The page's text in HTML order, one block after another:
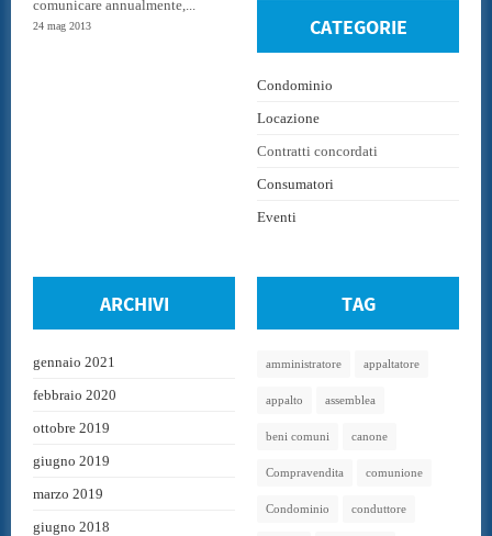
comunicare annualmente,...
24 mag 2013 CATEGORIE
Condominio
Locazione
Contratti concordati
Consumatori
Eventi
ARCHIVI
gennaio 2021
febbraio 2020
ottobre 2019
giugno 2019
marzo 2019
giugno 2018
TAG
amministratore appaltatore
appalto assemblea
beni comuni canone
Compravendita comunione
Condominio conduttore